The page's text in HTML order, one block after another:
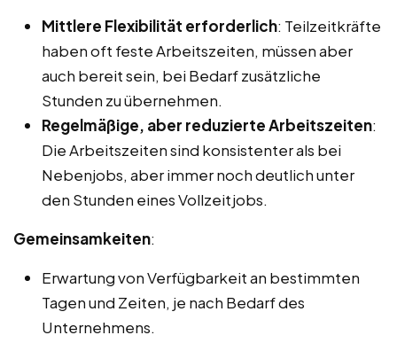
Mittlere Flexibilität erforderlich: Teilzeitkräfte
haben oft feste Arbeitszeiten, müssen aber
auch bereit sein, bei Bedarf zusätzliche
Stunden zu übernehmen.
Regelmäßige, aber reduzierte Arbeitszeiten:
Die Arbeitszeiten sind konsistenter als bei
Nebenjobs, aber immer noch deutlich unter
den Stunden eines Vollzeitjobs.
Gemeinsamkeiten:
Erwartung von Verfügbarkeit an bestimmten
Tagen und Zeiten, je nach Bedarf des
Unternehmens.